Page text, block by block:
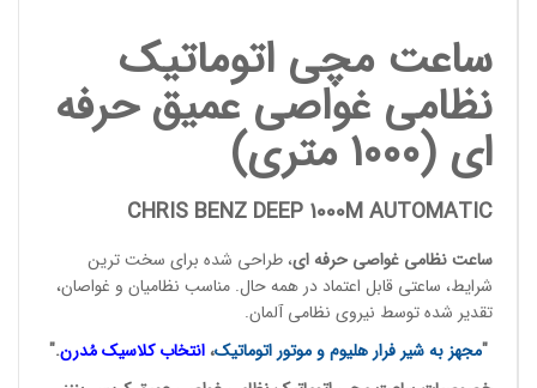
ساعت مچی اتوماتیک
نظامی غواصی عمیق حرفه
ای (1000 متری)
CHRIS BENZ DEEP 1000M AUTOMATIC
ساعت نظامی غواصی حرفه ای، طراحی شده برای سخت ترین
شرایط، ساعتی قابل اعتماد در همه حال. مناسب نظامیان و غواصان،
تقدیر شده توسط نیروی نظامی آلمان.
"مجهز به شیر فرار هلیوم و موتور اتوماتیک،انتخاب کلاسیک مُدرن."